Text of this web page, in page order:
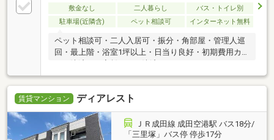
敷金なし 二人暮らし
バス・トイレ別
駐車場(近隣含)
ペット相談可 インターネット無料
ペット相談可・二人入居可・振分・角部屋・管理人巡
回・最上階・浴室1坪以上・日当り良好・初期費用カ
賃貸マンション ディアレスト
ＪＲ成田線 成田空港駅 バス18分/
「三里塚」バス停 停歩17分